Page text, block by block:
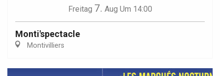
Freitag 7. Aug Um 14:00
Monti'spectacle
Montivilliers